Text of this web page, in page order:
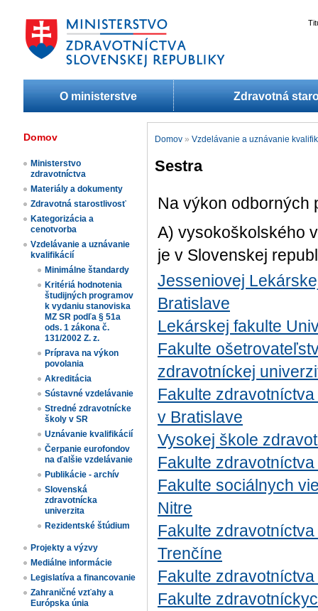
O ministerstve Zdravotná
Domov
Ministerstvo
zdravotníctva
Materiály a dokumenty
Zdravotná starostlivosť
Kategorizácia a
cenotvorba
Vzdelávanie a uznávanie
kvalifikácií
Minimálne štandardy
Kritériá hodnotenia
študijných programov
k vydaniu stanoviska
MZ SR podľa § 51a
ods. 1 zákona č.
131/2002 Z. z.
Príprava na výkon
povolania
Akreditácia
Sústavné vzdelávanie
Stredné zdravotnícke
školy v SR
Uznávanie kvalifikácií
Čerpanie eurofondov
na ďalšie vzdelávanie
Publikácie - archív
Slovenská
zdravotnícka
univerzita
Rezidentské štúdium
Projekty a výzvy
Mediálne informácie
Legislatíva a financovanie
Zahraničné vzťahy a
Európska únia
Domov » Vzdelávanie a uznávanie
Sestra
Na výkon
A) vysokoškolského
je v Slovenskej
Jesseniovej
Bratislave
Lekárskej fakulte
Fakulte
zdravotníckej
Fakulte
v Bratislave
Vysokej škole
Fakulte
Fakulte sociálnych
Nitre
Fakulte
Trenčíne
Fakulte
Fakulte